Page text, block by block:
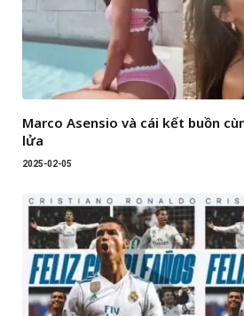
Marco Asensio và cái kết buồn
lửa
2025-02-05